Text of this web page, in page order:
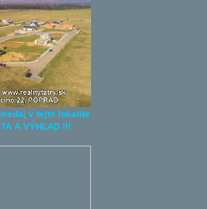
v tejto lokalite
A VÝHĽAD !!!